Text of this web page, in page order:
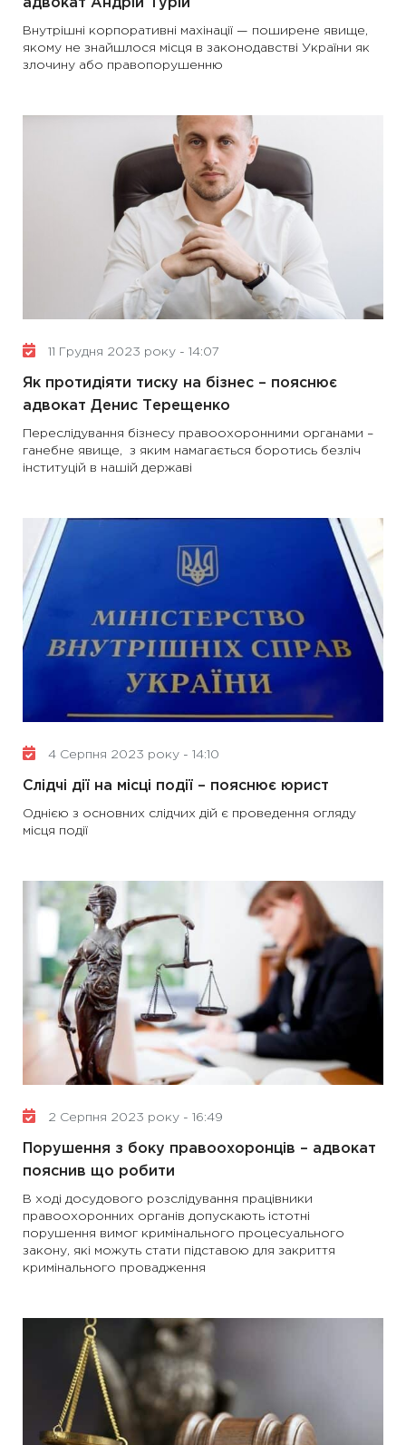
адвокат Андрій Турій
Внутрішні корпоративні махінації — поширене явище,
якому не знайшлося місця в законодавстві України як
злочину або правопорушенню
11 Грудня 2023 року - 14:07
Як протидіяти тиску на бізнес – пояснює
адвокат Денис Терещенко
Переслідування бізнесу правоохоронними органами –
ганебне явище, з яким намагається боротись безліч
інституцій в нашій державі
4 Серпня 2023 року - 14:10
Слідчі дії на місці події – пояснює юрист
Однією з основних слідчих дій є проведення огляду
місця події
2 Серпня 2023 року - 16:49
Порушення з боку правоохоронців – адвокат
пояснив що робити
В ході досудового розслідування працівники
правоохоронних органів допускають істотні
порушення вимог кримінального процесуального
закону, які можуть стати підставою для закриття
кримінального провадження